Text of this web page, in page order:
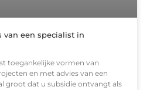
van een specialist in
toegankelijke vormen van
en met advies van een
groot dat u subsidie ontvangt als